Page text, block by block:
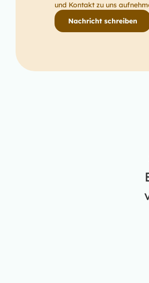
und Kontakt zu uns
Nachricht schreiben